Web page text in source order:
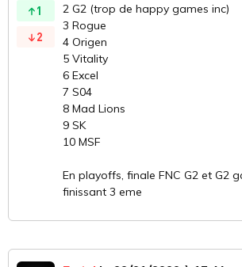
1
2
2 G2 (trop de happy games inc)
3 Rogue
4 Origen
5 Vitality
6 Excel
7 S04
8 Mad Lions
9 SK
10 MSF
En playoffs, finale FNC G2 et G2
finissant 3 eme